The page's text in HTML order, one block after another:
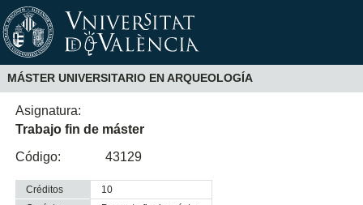
MÁSTER UNIVERSITARIO EN ARQUEOLOGÍA
Asignatura:
Trabajo fin de máster
Código:
43129
Créditos
10